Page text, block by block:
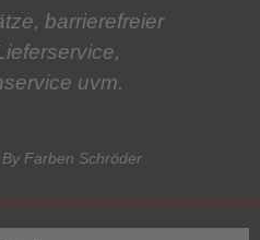
barrierefreier
uvm.
Farben Schröder